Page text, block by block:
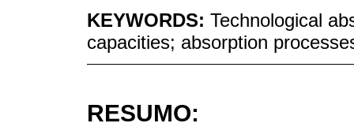
KEYWORDS: Technological
capacities; absorption
RESUMO: